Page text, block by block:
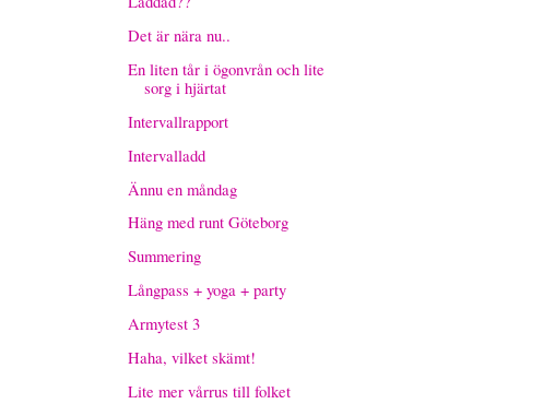
Det är nära nu..
En liten tår i ögonvrån och lite
sorg i hjärtat
Intervallrapport
Intervalladd
Ännu en måndag
Häng med runt Göteborg
Summering
Långpass + yoga + party
Armytest 3
Haha, vilket skämt!
Lite mer vårrus till folket